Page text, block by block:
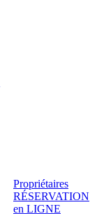
Propriétaires
RÉSERVATION
en LIGNE